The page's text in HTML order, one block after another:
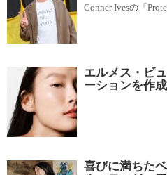
Conner Ivesの「
エルメス・ビ
ーションを作
喜びに満ちた